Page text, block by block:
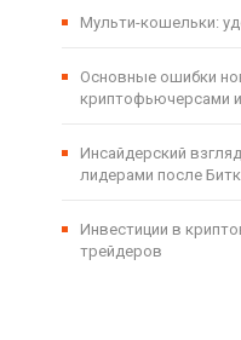
Мульти-кошельки:
Основные ошибки
криптофьючерсами
Инсайдерский
лидерами после
Инвестиции в
трейдеров